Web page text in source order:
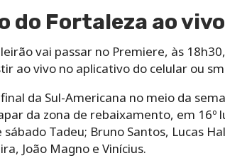
do Fortaleza ao
vai passar no Premiere, às
ao vivo no aplicativo do celular ou
da Sul-Americana no meio da
da zona de rebaixamento, em 16º
Tadeu; Bruno Santos, Lucas
João Magno e Vinícius.